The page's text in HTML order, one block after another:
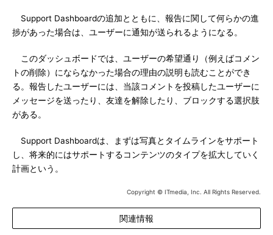
Support Dashboardの追加とともに、報告に関して何らかの進
捗があった場合は、ユーザーに通知が送られるようになる。
このダッシュボードでは、ユーザーの希望通り（例えばコメン
トの削除）にならなかった場合の理由の説明も読むことができ
る。報告したユーザーには、当該コメントを投稿したユーザーに
メッセージを送ったり、友達を解除したり、ブロックする選択肢
がある。
Support Dashboardは、まずは写真とタイムラインをサポート
し、将来的にはサポートするコンテンツのタイプを拡大していく
計画という。
Copyright © ITmedia, Inc. All Rights Reserved.
関連情報